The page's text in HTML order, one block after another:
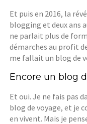
Et puis en 2016, la
blogging et deux ans
ne parlait plus de
démarches au profit
me fallait un blog de
Encore un blog
Et oui. Je ne fais pas
blog de voyage, et je
en vivent. Mais je